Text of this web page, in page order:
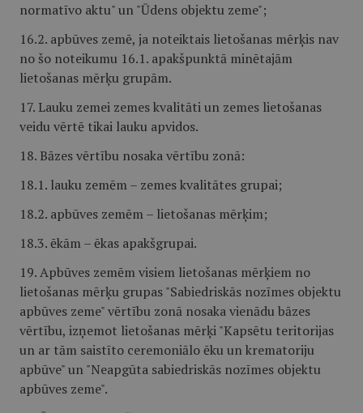
normatīvo aktu" un "Ūdens objektu zeme";
16.2. apbūves zemē, ja noteiktais lietošanas mērķis nav
no šo noteikumu 16.1. apakšpunktā minētajām
lietošanas mērķu grupām.
17. Lauku zemei zemes kvalitāti un zemes lietošanas
veidu vērtē tikai lauku apvidos.
18. Bāzes vērtību nosaka vērtību zonā:
18.1. lauku zemēm – zemes kvalitātes grupai;
18.2. apbūves zemēm – lietošanas mērķim;
18.3. ēkām – ēkas apakšgrupai.
19. Apbūves zemēm visiem lietošanas mērķiem no
lietošanas mērķu grupas "Sabiedriskās nozīmes objektu
apbūves zeme" vērtību zonā nosaka vienādu bāzes
vērtību, izņemot lietošanas mērķi "Kapsētu teritorijas
un ar tām saistīto ceremoniālo ēku un krematoriju
apbūve" un "Neapgūta sabiedriskās nozīmes objektu
apbūves zeme".